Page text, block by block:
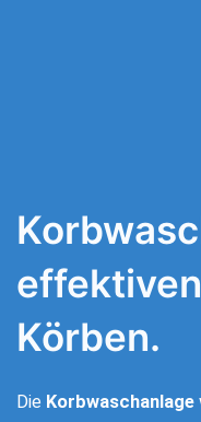
Körben.
Die Korbwaschanlage